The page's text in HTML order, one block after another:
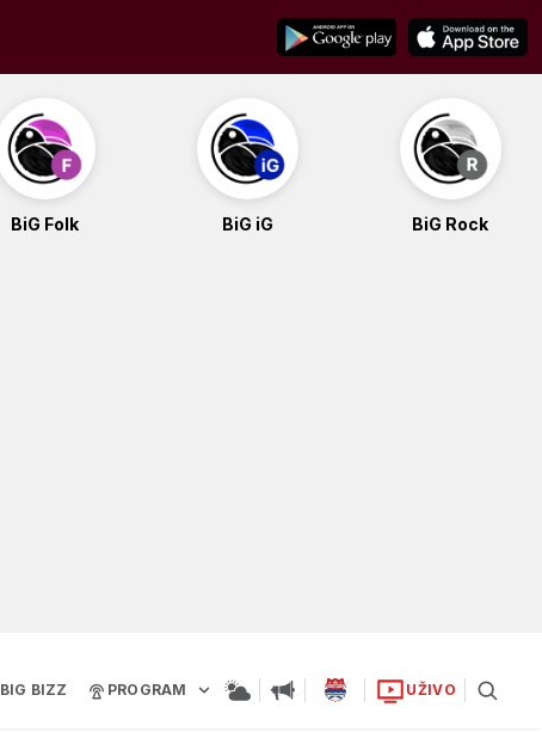
BiG Folk BiG iG BiG Rock
BIG BIZZ PROGRAM UŽIVO